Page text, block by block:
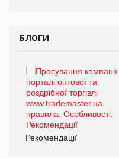
БЛОГИ
Рекомендації